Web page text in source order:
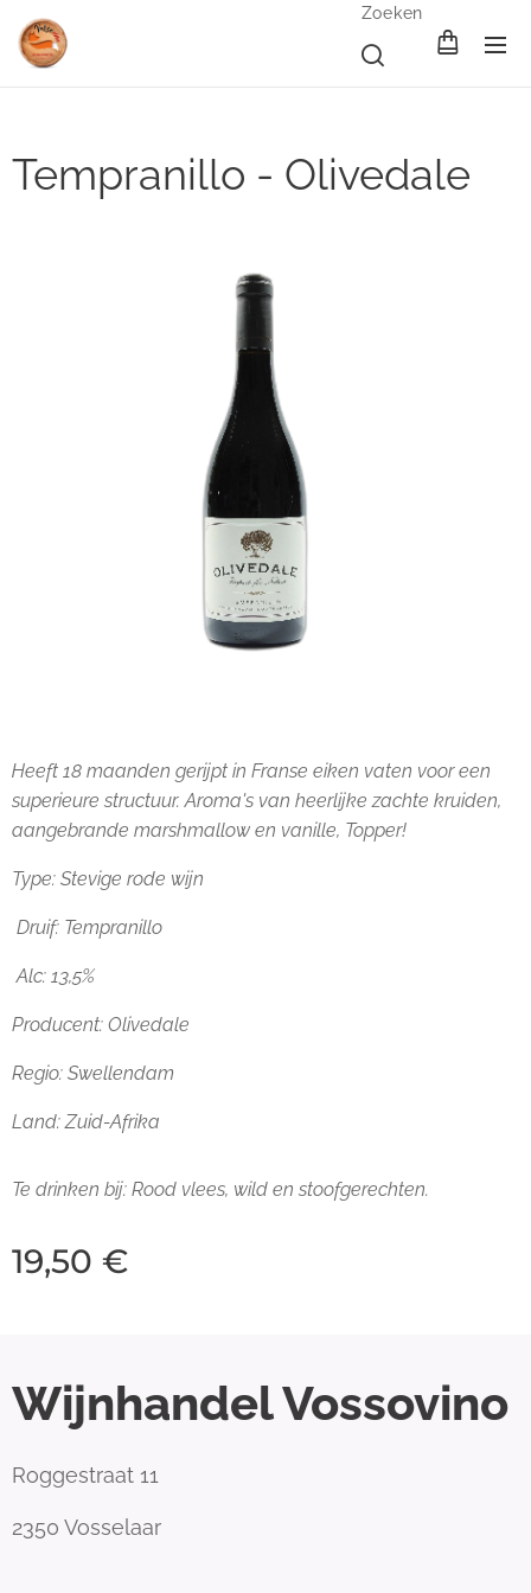
Zoeken
Tempranillo - Olivedale
Heeft 18 maanden gerijpt in Franse eiken vaten voor een
superieure structuur. Aroma's van heerlijke zachte kruiden,
aangebrande marshmallow en vanille, Topper!
Type: Stevige rode wijn
Druif: Tempranillo
Alc: 13,5%
Producent: Olivedale
Regio: Swellendam
Land: Zuid-Afrika
Te drinken bij: Rood vlees, wild en stoofgerechten.
19,50 €
Wijnhandel Vossovino
Roggestraat 11
2350 Vosselaar